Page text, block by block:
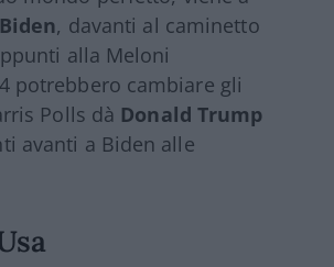
, davanti al caminetto
alla Meloni
potrebbero cambiare gli
Polls dà Donald Trump
avanti a Biden alle